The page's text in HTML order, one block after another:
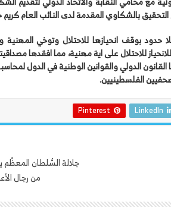
التحقيق بالشكاوي المقدمة لدى النائب العام
حدود بوقف انحيازها للاحتلال وتوخي
للاحتلال على اية مهنية، مما افقدها
القانون الدولي والقوانين الوطنية في الدول
الفلسطينيين.
LinkedIn
Pinterest
جلالة السُّلطان المعظّم
من رجال